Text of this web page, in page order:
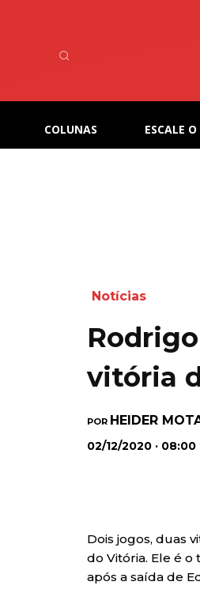
COLUNAS ESCALE
Notícias
vitória
POR HEIDER
02/12/2020 · 08:00
Dois jogos, duas
do Vitória. Ele é
após a saída de